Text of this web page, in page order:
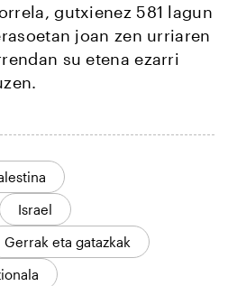
gutxienez 581 lagun
joan zen urriaren
su etena ezarri
Israel
Gerrak eta gatazkak